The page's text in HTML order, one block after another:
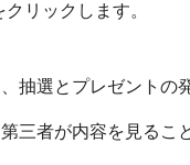
クリックします。
選とプレゼントの
三者が内容を見るこ